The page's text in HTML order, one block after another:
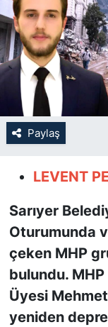
Paylaş
LEVENT
Sarıyer
Oturumunda
çeken MHP
bulundu.
Üyesi
yeniden
SAĞLIK
SARIYER
SARIYER
SEKTÖR
SİYASET
SON
SPOR
TÜRKİYE